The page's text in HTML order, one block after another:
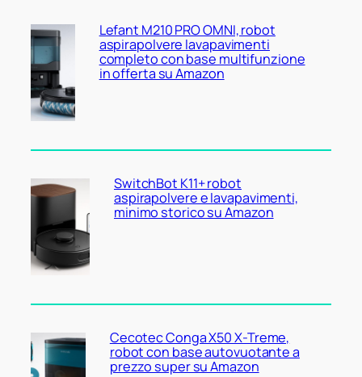
Lefant M210 PRO OMNI, robot
aspirapolvere lavapavimenti
completo con base multifunzione
in offerta su Amazon
SwitchBot K11+ robot
aspirapolvere e lavapavimenti,
minimo storico su Amazon
Cecotec Conga X50 X-Treme,
robot con base autovuotante a
prezzo super su Amazon